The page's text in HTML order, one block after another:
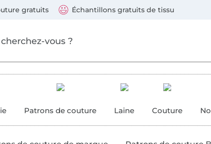
gratuits Échantillons gratuits de tissu
Patrons de couture Laine Couture
suivants : Visa, Mastercard, Carte bleue, PayPal,